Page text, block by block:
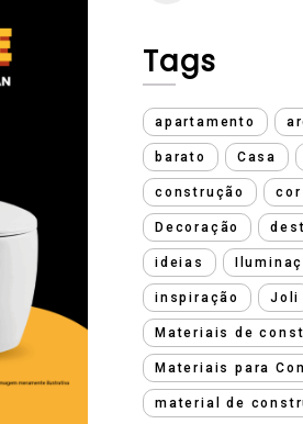
Tags
apartamento
barato Casa
construção cor
Decoração
ideias
inspiração Joli
Materiais de
Materiais para
material de